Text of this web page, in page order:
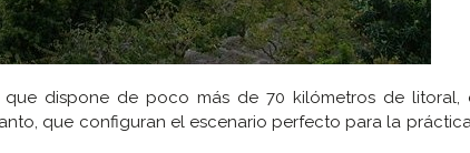
que dispone de poco más de 70 kilómetros de litoral,
que configuran el escenario perfecto para la